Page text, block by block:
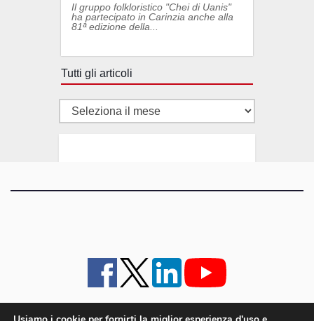
Il gruppo folkloristico "Chei di Uanis"
ha partecipato in Carinzia anche alla
81ª edizione della...
Tutti gli articoli
Tutti